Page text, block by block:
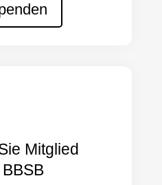
Mitglied